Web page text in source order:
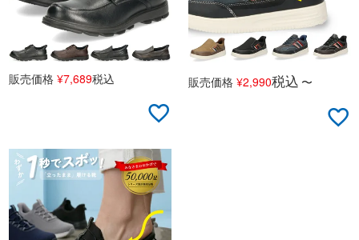
販売価格 ¥7,689税込 販売価格 ¥2,990税込 〜